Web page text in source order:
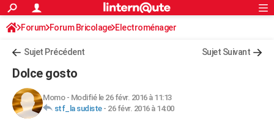
ACTUALITÉS
Politique
Société
Faits Divers
Education
Monde
Villes
+
FINANCE
Retraite
Impôts
Epargne
Immobilier
Risques naturels par ville
Banque
Assurance
Crédit
AUTO
S'inscrire
Connexion
Forum Forum Bricolage Electroménager
Sujet Précédent Sujet Suivant
Dolce gosto
Momo- Modifié le 26 févr. 2016 à 11:13
stf_la sudiste- 26 févr. 2016 à 14:00